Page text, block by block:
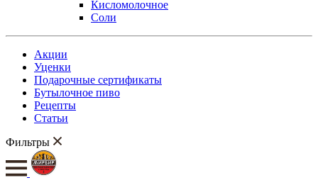
Кисломолочное
Соли
Акции
Уценки
Подарочные сертификаты
Бутылочное пиво
Рецепты
Статьи
Фильтры